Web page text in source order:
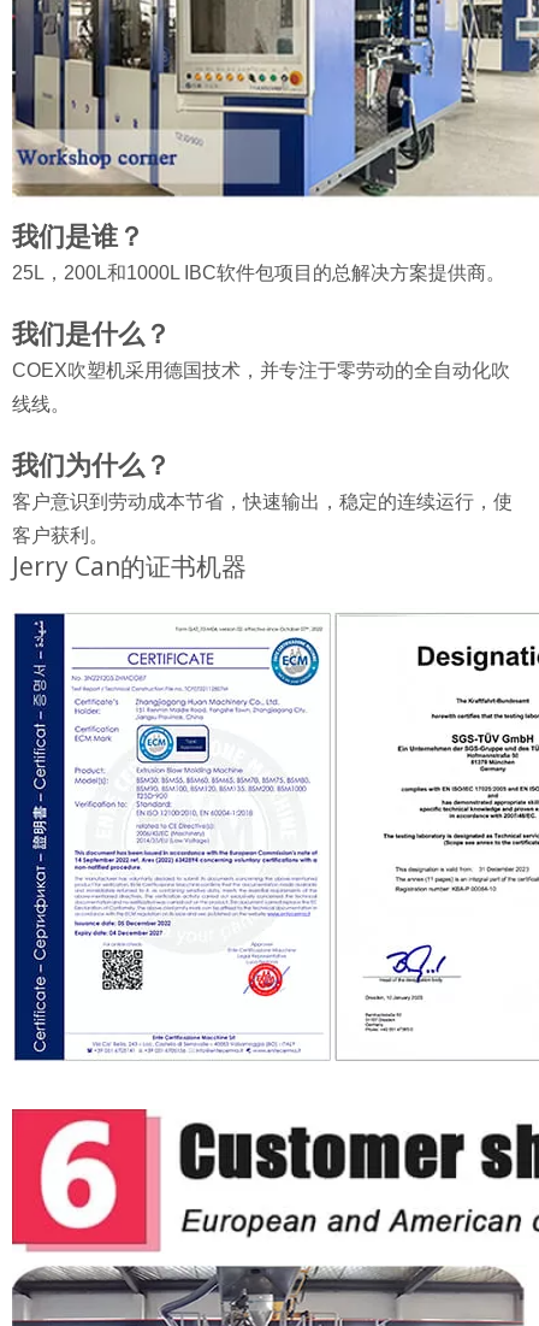
我们是谁？
25L，200L和1000L IBC软件包项目的总解决方案提供商。
我们是什么？
COEX吹塑机采用德国技术，并专注于零劳动的全自动化吹
线线。
我们为什么？
客户意识到劳动成本节省，快速输出，稳定的连续运行，使
客户获利。
Jerry Can的证书机器